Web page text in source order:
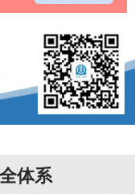
体系